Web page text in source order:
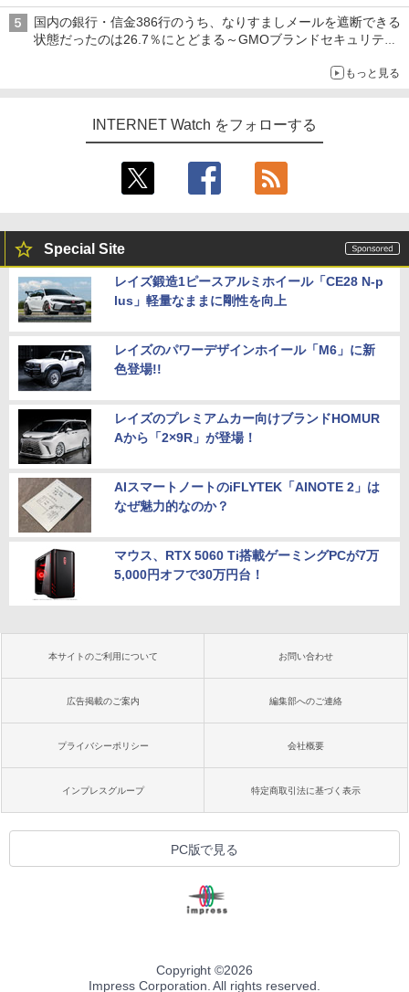
ち・ざ・ろーど！その14】【空いた時間でなにしてる？】
国内の銀行・信金386行のうち、なりすましメールを遮断できる
状態だったのは26.7％にとどまる～GMOブランドセキュリティ
もっと見る
INTERNET Watch をフォローする
Special Site
レイズ鍛造1ピースアルミホイール「CE28 N-p
lus」軽量なままに剛性を向上
レイズのパワーデザインホイール「M6」に新
色登場!!
レイズのプレミアムカー向けブランドHOMUR
Aから「2×9R」が登場！
AIスマートノートのiFLYTEK「AINOTE 2」は
なぜ魅力的なのか？
マウス、RTX 5060 Ti搭載ゲーミングPCが7万
5,000円オフで30万円台！
本サイトのご利用について お問い合わせ
広告掲載のご案内 編集部へのご連絡
プライバシーポリシー 会社概要
インプレスグループ 特定商取引法に基づく表示
PC版で見る
Copyright ©2026
Impress Corporation. All rights reserved.